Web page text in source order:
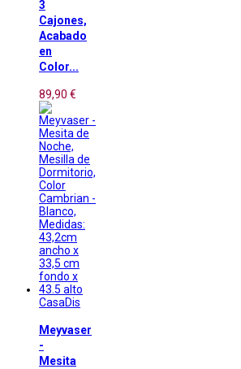
3
Cajones,
Acabado
en
Color...
89,90 €
CasaDis
Meyvaser
-
Mesita